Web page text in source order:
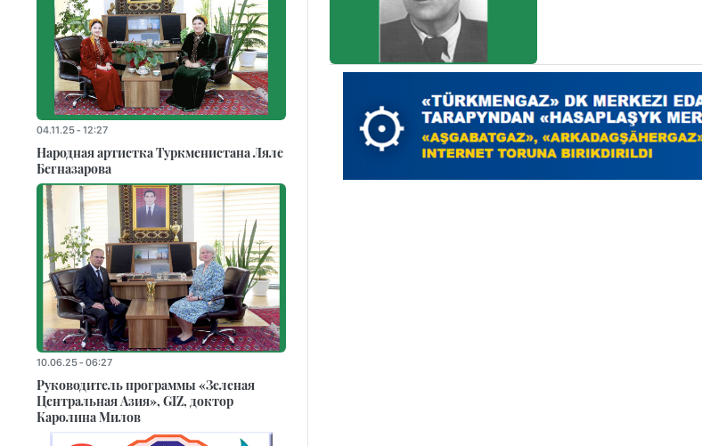
04.11.25 - 12:27
Народная артистка Туркменистана Ляле
Бегназарова
10.06.25 - 06:27
Руководитель программы «Зеленая
Центральная Азия», GIZ, доктор
Каролина Милов